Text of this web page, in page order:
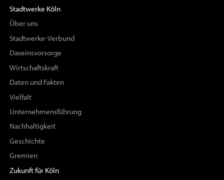
Stadtwerke Köln
Über uns
Stadtwerke-Verbund
Daseinsvorsorge
Wirtschaftskraft
Daten und Fakten
Vielfalt
Unternehmensführung
Nachhaltigkeit
Geschichte
Gremien
Zukunft für Köln